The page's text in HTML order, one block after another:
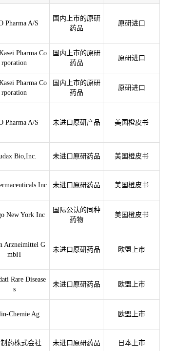
Pharma A/S
国内上市的原研
药品
原研进口
Pharma Co
rporation
国内上市的原研
药品
原研进口
Pharma Co
rporation
国内上市的原研
药品
原研进口
Pharma A/S 未进口原研产品 美国橙皮书
Bio,Inc. 未进口原研药品 美国橙皮书
Inc 未进口原研药品 美国橙皮书
New York Inc
国际公认的同种
药物
美国橙皮书
Arzneimittel G
mbH
未进口原研药品 欧盟上市
Rare Disease
s
未进口原研药品 欧盟上市
Chemie Ag 欧盟上市
药株式会社 未进口原研药品 日本上市